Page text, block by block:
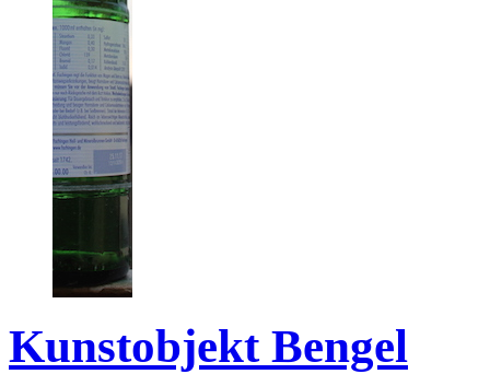
Kunstobjekt Bengel